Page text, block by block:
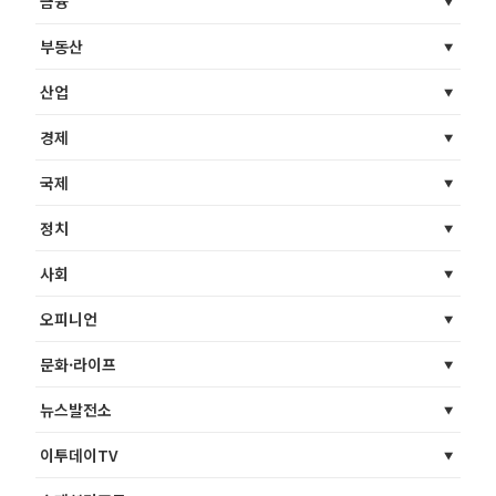
부동산
산업
경제
국제
정치
사회
오피니언
문화·라이프
뉴스발전소
이투데이TV